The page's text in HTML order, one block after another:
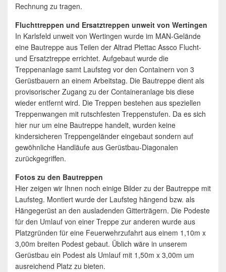
Rechnung zu tragen.
Fluchttreppen und Ersatztreppen unweit von Wertingen
In Karlsfeld unweit von Wertingen wurde im MAN-Gelände
eine Bautreppe aus Teilen der Altrad Plettac Assco Flucht-
und Ersatztreppe errichtet. Aufgebaut wurde die
Treppenanlage samt Laufsteg vor den Containern von 3
Gerüstbauern an einem Arbeitstag. Die Bautreppe dient als
provisorischer Zugang zu der Containeranlage bis diese
wieder entfernt wird. Die Treppen bestehen aus speziellen
Treppenwangen mit rutschfesten Treppenstufen. Da es sich
hier nur um eine Bautreppe handelt, wurden keine
kindersicheren Treppengeländer eingebaut sondern auf
gewöhnliche Handläufe aus Gerüstbau-Diagonalen
zurückgegriffen.
Fotos zu den Bautreppen
Hier zeigen wir Ihnen noch einige Bilder zu der Bautreppe mit
Laufsteg. Montiert wurde der Laufsteg hängend bzw. als
Hängegerüst an den ausladenden Gitterträgern. Die Podeste
für den Umlauf von einer Treppe zur anderen wurde aus
Platzgründen für eine Feuerwehrzufahrt aus einem 1,10m x
3,00m breiten Podest gebaut. Üblich wäre in unserem
Gerüstbau ein Podest als Umlauf mit 1,50m x 3,00m um
ausreichend Platz zu bieten.